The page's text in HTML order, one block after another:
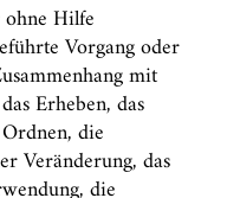
Hilfe
Vorgang oder
mit
Erheben, das
die
Veränderung, das
die